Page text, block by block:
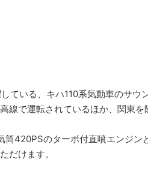
ている、キハ110系気動車のサウ
線で運転されているほか、関東
筒420PSのターボ付直噴エンジ
だけます。